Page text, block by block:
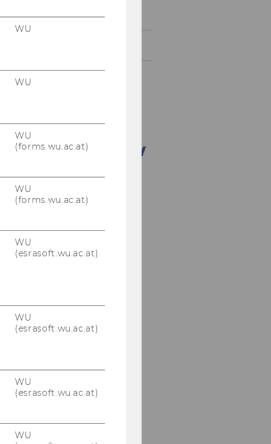
IFA
WU
WU
WU
(forms.wu.ac.at)
WU
(forms.wu.ac.at)
WU
(esrasoft.wu.ac.at)
WU
(esrasoft.wu.ac.at)
WU
(esrasoft.wu.ac.at)
WU